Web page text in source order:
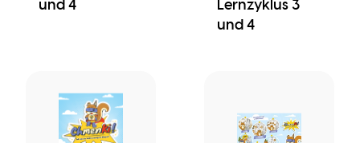
und 4
Lernzyklus 3
und 4